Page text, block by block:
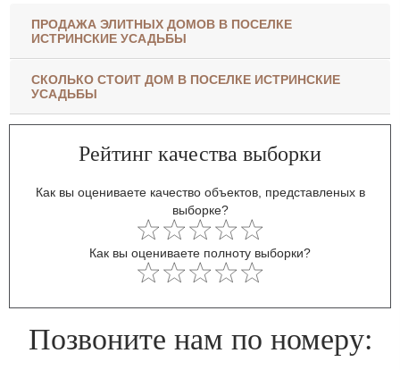
ПРОДАЖА ЭЛИТНЫХ ДОМОВ В ПОСЕЛКЕ
ИСТРИНСКИЕ УСАДЬБЫ
СКОЛЬКО СТОИТ ДОМ В ПОСЕЛКЕ ИСТРИНСКИЕ
УСАДЬБЫ
Рейтинг качества выборки
Как вы оцениваете качество объектов, представленых в
выборке?
Как вы оцениваете полноту выборки?
Позвоните нам по номеру: